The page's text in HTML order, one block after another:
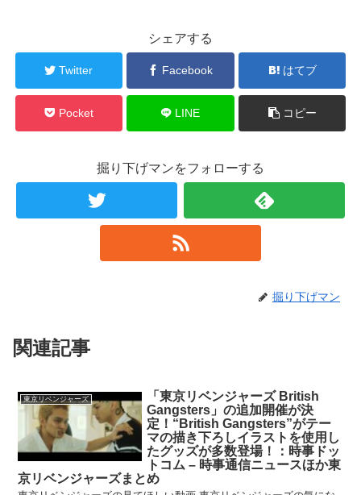
シェアする
Twitter Facebook はてブ
Pocket LINE コピー
掘り下げマンをフォローする
掘り下げマン
関連記事
東京リベンジャーズ
「東京リベンジャーズ British
Gangsters」の追加開催が決
定！“British Gangsters”がテー
マの描き下ろしイラストを使用し
たグッズが多数登場！：時事ドッ
トコム – 時事通信ニュースほか東
京リベンジャーズまとめ